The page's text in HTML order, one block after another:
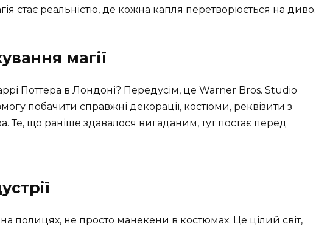
стає реальністю, де кожна капля перетворюється на диво.
магії
Поттера в Лондоні? Передусім, це Warner Bros. Studio
побачити справжні декорації, костюми, реквізити з
Те, що раніше здавалося вигаданим, тут постає перед
полицях, не просто манекени в костюмах. Це цілий світ,